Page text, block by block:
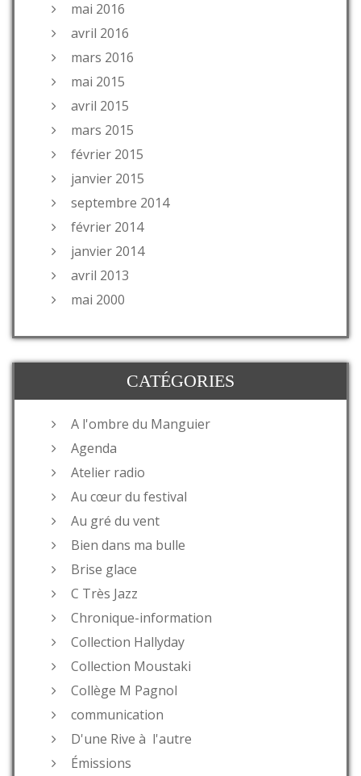
mai 2016
avril 2016
mars 2016
mai 2015
avril 2015
mars 2015
février 2015
janvier 2015
septembre 2014
février 2014
janvier 2014
avril 2013
mai 2000
CATÉGORIES
A l'ombre du Manguier
Agenda
Atelier radio
Au cœur du festival
Au gré du vent
Bien dans ma bulle
Brise glace
C Très Jazz
Chronique-information
Collection Hallyday
Collection Moustaki
Collège M Pagnol
communication
D'une Rive à l'autre
Émissions